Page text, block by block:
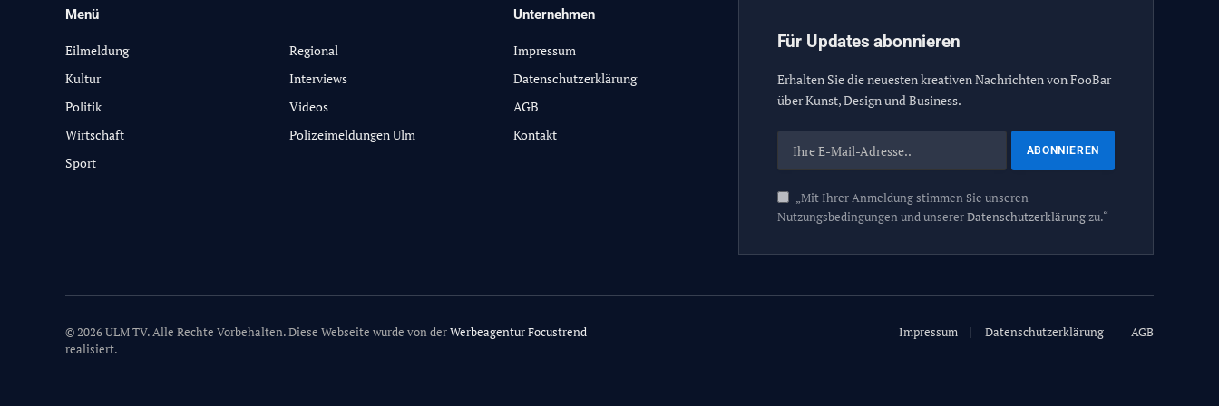
Menü
Eilmeldung
Kultur
Politik
Wirtschaft
Sport
Regional
Interviews
Videos
Polizeimeldungen Ulm
Unternehmen
Impressum
Datenschutzerklärung
AGB
Kontakt
Für Updates abonnieren
Erhalten Sie die neuesten kreativen Nachrichten von FooBar
über Kunst, Design und Business.
„Mit Ihrer Anmeldung stimmen Sie unseren
Nutzungsbedingungen und unsererDatenschutzerklärungzu.“
© 2026 ULM TV. Alle Rechte Vorbehalten. Diese Webseite wurde von derWerbeagentur Focustrend
realisiert.
Impressum Datenschutzerklärung AGB